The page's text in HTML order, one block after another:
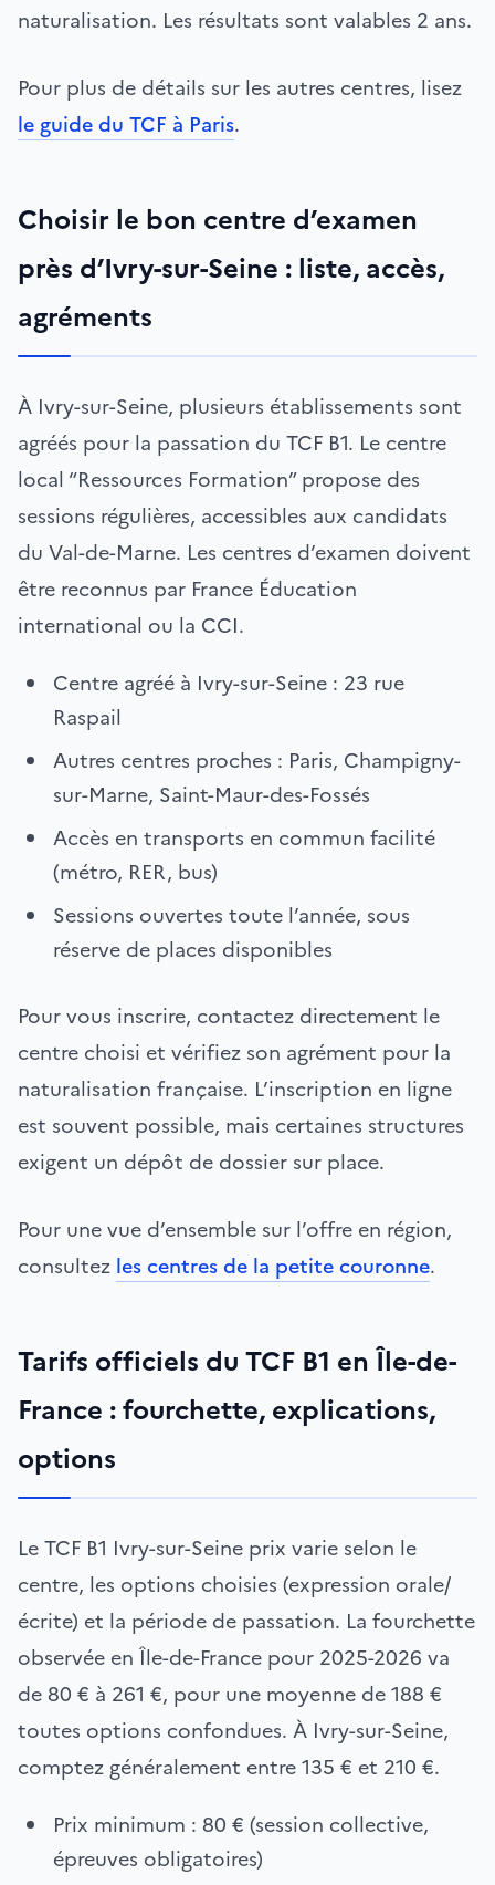
naturalisation. Les résultats sont valables 2 ans.
Pour plus de détails sur les autres centres, lisez
le guide du TCF à Paris.
Choisir le bon centre d’examen
près d’Ivry-sur-Seine : liste, accès,
agréments
À Ivry-sur-Seine, plusieurs établissements sont
agréés pour la passation du TCF B1. Le centre
local “Ressources Formation” propose des
sessions régulières, accessibles aux candidats
du Val-de-Marne. Les centres d’examen doivent
être reconnus par France Éducation
international ou la CCI.
Centre agréé à Ivry-sur-Seine : 23 rue
Raspail
Autres centres proches : Paris, Champigny-
sur-Marne, Saint-Maur-des-Fossés
Accès en transports en commun facilité
(métro, RER, bus)
Sessions ouvertes toute l’année, sous
réserve de places disponibles
Pour vous inscrire, contactez directement le
centre choisi et vérifiez son agrément pour la
naturalisation française. L’inscription en ligne
est souvent possible, mais certaines structures
exigent un dépôt de dossier sur place.
Pour une vue d’ensemble sur l’offre en région,
consultez les centres de la petite couronne.
Tarifs officiels du TCF B1 en Île-de-
France : fourchette, explications,
options
Le TCF B1 Ivry-sur-Seine prix varie selon le
centre, les options choisies (expression orale/
écrite) et la période de passation. La fourchette
observée en Île-de-France pour 2025-2026 va
de 80 € à 261 €, pour une moyenne de 188 €
toutes options confondues. À Ivry-sur-Seine,
comptez généralement entre 135 € et 210 €.
Prix minimum : 80 € (session collective,
épreuves obligatoires)